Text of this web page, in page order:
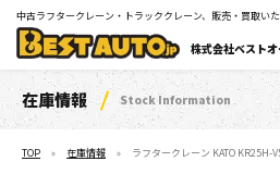
中古ラフタークレーン・トラッククレーン、販売・買取い
株式会社ベストオ
在庫情報 Stock Information
TOP 在庫情報 ラフタークレーン KATO KR25H-